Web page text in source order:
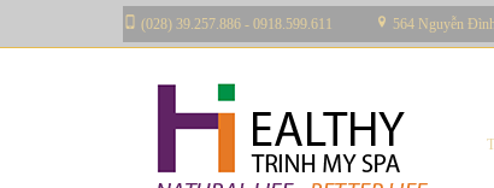
(028) 39.257.886 - 0918.599.611 564 Nguyễn